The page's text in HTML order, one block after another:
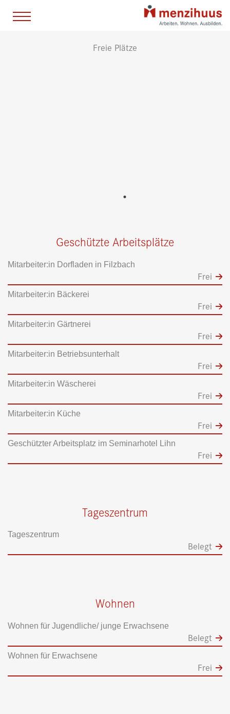
Freie Plätze
Geschützte Arbeitsplätze
Mitarbeiter:in Dorfladen in Filzbach
Frei
Mitarbeiter:in Bäckerei
Frei
Mitarbeiter:in Gärtnerei
Frei
Mitarbeiter:in Betriebsunterhalt
Frei
Mitarbeiter:in Wäscherei
Frei
Mitarbeiter:in Küche
Frei
Geschützter Arbeitsplatz im Seminarhotel Lihn
Frei
Tageszentrum
Tageszentrum
Belegt
Wohnen
Wohnen für Jugendliche/ junge Erwachsene
Belegt
Wohnen für Erwachsene
Frei